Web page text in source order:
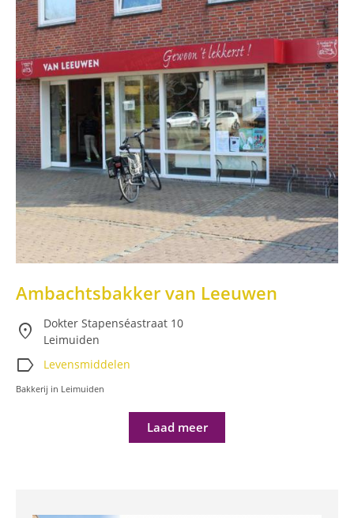
Ambachtsbakker van Leeuwen
location_on
Dokter Stapenséastraat 10
Leimuiden
label Levensmiddelen
Bakkerij in Leimuiden
Laad meer